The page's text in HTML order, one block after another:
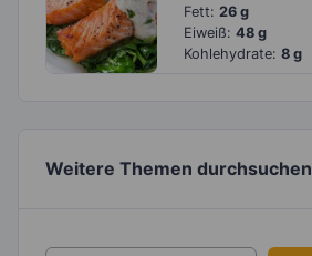
Fett: 26 g
Eiweiß: 48 g
Kohlehydrate: 8 g
Weitere Themen durchsuchen